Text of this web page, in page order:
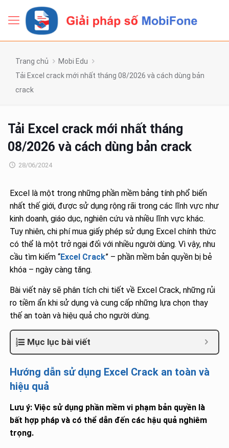
Trang chủ
Mobi Edu
Tải Excel crack mới nhất tháng 08/2026 và cách dùng bản
crack
Tải Excel crack mới nhất tháng
08/2026 và cách dùng bản crack
28/06/2024
Excel là một trong những phần mềm bảng tính phổ biến
nhất thế giới, được sử dụng rộng rãi trong các lĩnh vực như
kinh doanh, giáo dục, nghiên cứu và nhiều lĩnh vực khác.
Tuy nhiên, chi phí mua giấy phép sử dụng Excel chính thức
có thể là một trở ngại đối với nhiều người dùng. Vì vậy, nhu
cầu tìm kiếm “Excel Crack” – phần mềm bản quyền bị bẻ
khóa – ngày càng tăng.
Bài viết này sẽ phân tích chi tiết về Excel Crack, những rủi
ro tiềm ẩn khi sử dụng và cung cấp những lựa chọn thay
thế an toàn và hiệu quả cho người dùng.
Mục lục bài viết
Hướng dẫn sử dụng Excel Crack an toàn và
hiệu quả
Lưu ý: Việc sử dụng phần mềm vi phạm bản quyền là
bất hợp pháp và có thể dẫn đến các hậu quả nghiêm
trọng.